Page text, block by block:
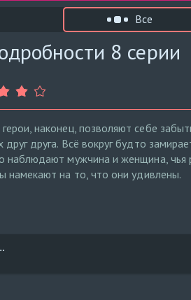
Все
8 серии
наконец, позволяют себе
друга. Всё вокруг будто
наблюдают мужчина и женщина, чья
намекают на то, что они удивлены.